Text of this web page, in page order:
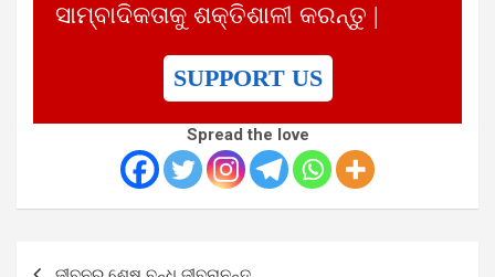
ସାମ୍ବାଦିକତାକୁ ଶକ୍ତିଶାଳୀ କରନ୍ତୁ |
SUPPORT US
Spread the love